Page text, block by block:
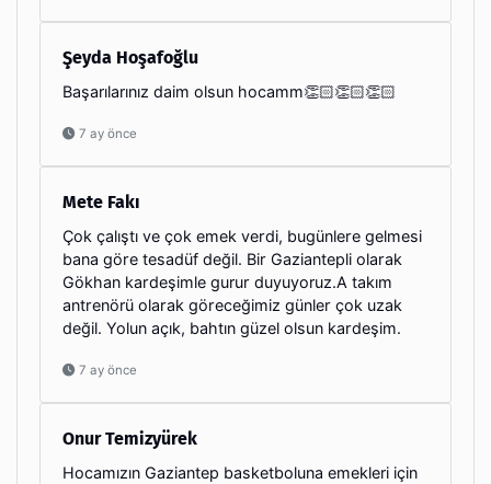
Şeyda Hoşafoğlu
Başarılarınız daim olsun hocamm👏🏻👏🏻👏🏻
7 ay önce
Mete Fakı
Çok çalıştı ve çok emek verdi, bugünlere gelmesi
bana göre tesadüf değil. Bir Gaziantepli olarak
Gökhan kardeşimle gurur duyuyoruz.A takım
antrenörü olarak göreceğimiz günler çok uzak
değil. Yolun açık, bahtın güzel olsun kardeşim.
7 ay önce
Onur Temizyürek
Hocamızın Gaziantep basketboluna emekleri için